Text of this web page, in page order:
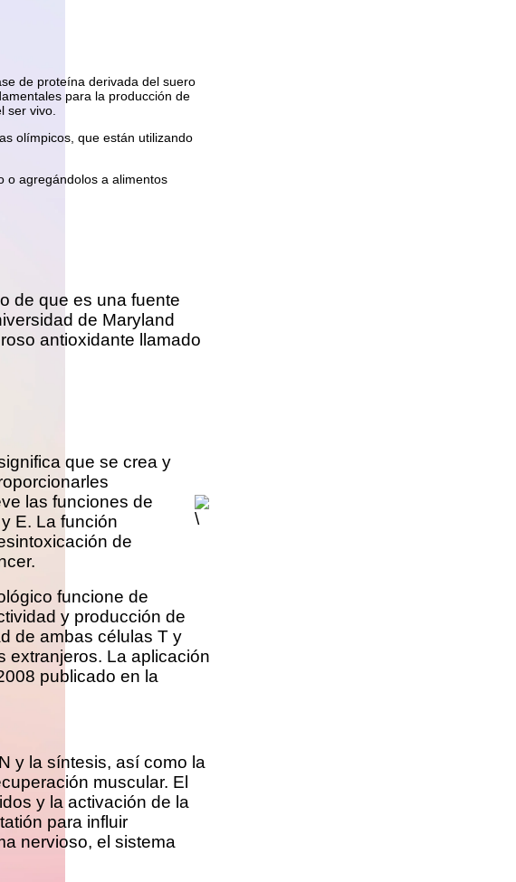
de proteína derivada del suero
para la producción de
ser vivo.
olímpicos, que están utilizando
o agregándolos a alimentos
de que es una fuente
de Maryland
antioxidante llamado
que se crea y
las funciones de
E. La función
de
funcione de
y producción de
de ambas células T y
extranjeros. La aplicación
publicado en la
y la síntesis, así como la
muscular. El
y la activación de la
para influir
nervioso, el sistema